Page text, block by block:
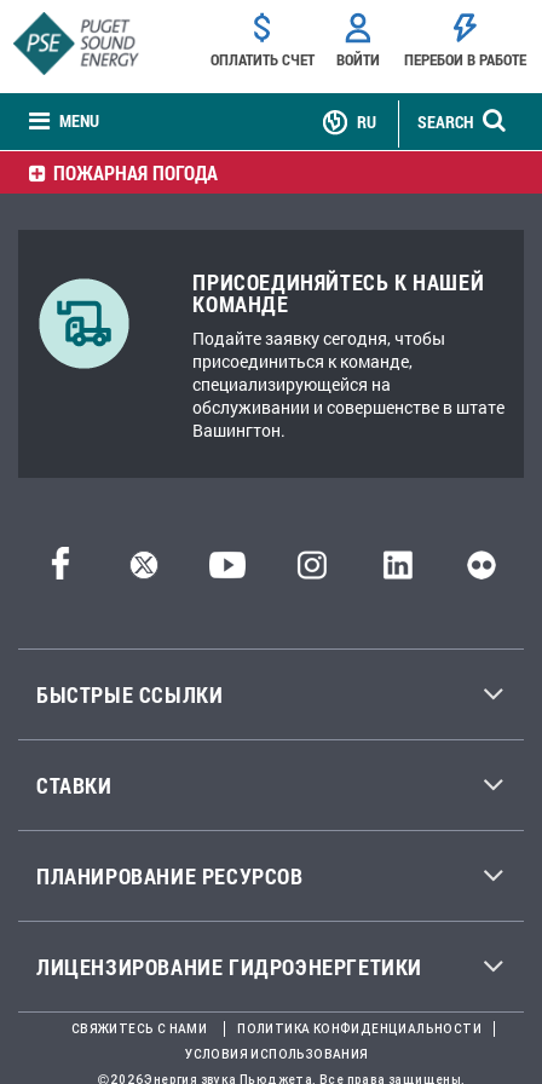
MENU
ОПЛАТИТЬ СЧЕТ ВОЙТИ ПЕРЕБОИ В РАБОТЕ
SEARCH
RU
ПОЖАРНАЯ ПОГОДА
ПРИСОЕДИНЯЙТЕСЬ К НАШЕЙ
КОМАНДЕ
Подайте заявку сегодня, чтобы
присоединиться к команде,
специализирующейся на
обслуживании и совершенстве в штате
Вашингтон.
БЫСТРЫЕ ССЫЛКИ
СТАВКИ
ПЛАНИРОВАНИЕ РЕСУРСОВ
ЛИЦЕНЗИРОВАНИЕ ГИДРОЭНЕРГЕТИКИ
СВЯЖИТЕСЬ С НАМИ
ПОЛИТИКА КОНФИДЕНЦИАЛЬНОСТИ
УСЛОВИЯ ИСПОЛЬЗОВАНИЯ
2026Энергия звука Пьюджета. Все права защищены.